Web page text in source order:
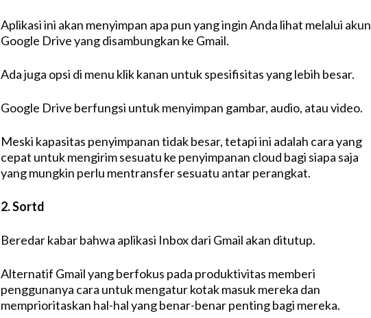
Aplikasi ini akan menyimpan apa pun yang ingin Anda lihat melalui akun
Google Drive yang disambungkan ke Gmail.
Ada juga opsi di menu klik kanan untuk spesifisitas yang lebih besar.
Google Drive berfungsi untuk menyimpan gambar, audio, atau video.
Meski kapasitas penyimpanan tidak besar, tetapi ini adalah cara yang
cepat untuk mengirim sesuatu ke penyimpanan cloud bagi siapa saja
yang mungkin perlu mentransfer sesuatu antar perangkat.
2. Sortd
Beredar kabar bahwa aplikasi Inbox dari Gmail akan ditutup.
Alternatif Gmail yang berfokus pada produktivitas memberi
penggunanya cara untuk mengatur kotak masuk mereka dan
memprioritaskan hal-hal yang benar-benar penting bagi mereka.